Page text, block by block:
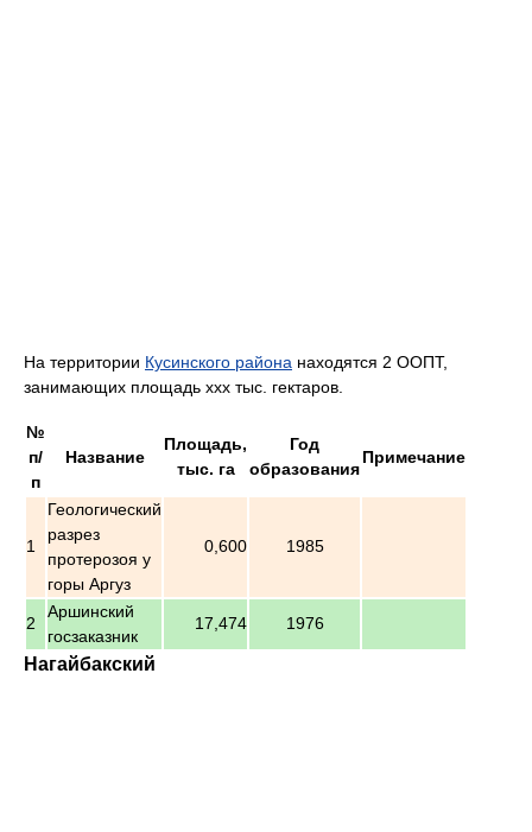
На территории Кусинского района находятся 2 ООПТ,
занимающих площадь ххх тыс. гектаров.
№
п/
п
Название
Площадь,
тыс. га
Год
образования
Примечание
1
Геологический
разрез
протерозоя у
горы Аргуз
0,600 1985
2
Аршинский
госзаказник
17,474 1976
Нагайбакский